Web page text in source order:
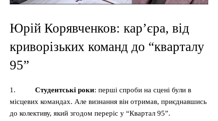
Юрій Корявченков: кар’єра, від
криворізьких команд до “кварталу
95”
1. Студентські роки: перші спроби на сцені були в
місцевих командах. Але визнання він отримав, приєднавшись
до колективу, який згодом переріс у “Квартал 95”.